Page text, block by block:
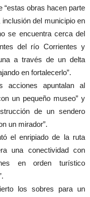
“estas obras hacen parte
del municipio en
se encuentra cerca del
del río Corrientes y
a través de un delta
en fortalecerlo”.
acciones apuntalan al
un pequeño museo” y
de un sendero
un mirador”.
el enripiado de la ruta
una conectividad con
en orden turístico
los sobres para un